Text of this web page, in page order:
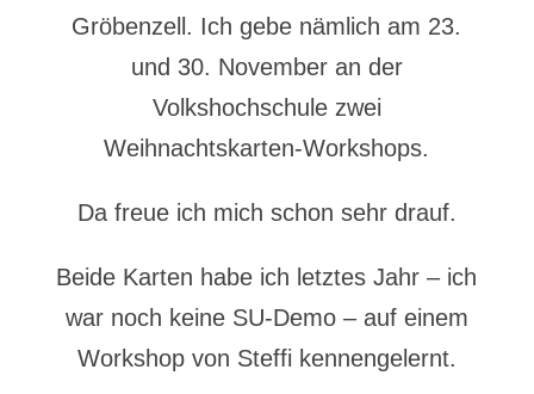
Gröbenzell. Ich gebe nämlich am 23.
und 30. November an der
Volkshochschule zwei
Weihnachtskarten-Workshops.
Da freue ich mich schon sehr drauf.
Beide Karten habe ich letztes Jahr – ich
war noch keine SU-Demo – auf einem
Workshop von Steffi kennengelernt.